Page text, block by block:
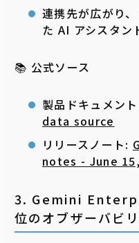
連携先が広がり
た AI アシスタン
📚 公式ソース
製品ドキュメン
data source
リリースノート:
notes - June
3. Gemini
位のオブザーバビ